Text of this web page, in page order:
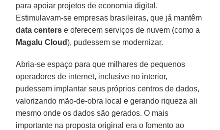
para apoiar projetos de economia digital.
Estimulavam-se empresas brasileiras, que já mantêm
data centers e oferecem serviços de nuvem (como a
Magalu Cloud), pudessem se modernizar.
Abria-se espaço para que milhares de pequenos
operadores de internet, inclusive no interior,
pudessem implantar seus próprios centros de dados,
valorizando mão-de-obra local e gerando riqueza ali
mesmo onde os dados são gerados. O mais
importante na proposta original era o fomento ao